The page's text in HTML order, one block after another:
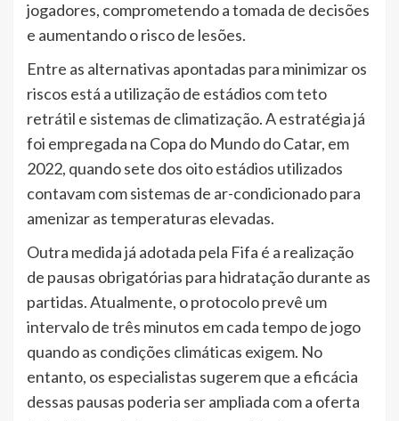
jogadores, comprometendo a tomada de decisões
e aumentando o risco de lesões.
Entre as alternativas apontadas para minimizar os
riscos está a utilização de estádios com teto
retrátil e sistemas de climatização. A estratégia já
foi empregada na Copa do Mundo do Catar, em
2022, quando sete dos oito estádios utilizados
contavam com sistemas de ar-condicionado para
amenizar as temperaturas elevadas.
Outra medida já adotada pela Fifa é a realização
de pausas obrigatórias para hidratação durante as
partidas. Atualmente, o protocolo prevê um
intervalo de três minutos em cada tempo de jogo
quando as condições climáticas exigem. No
entanto, os especialistas sugerem que a eficácia
dessas pausas poderia ser ampliada com a oferta